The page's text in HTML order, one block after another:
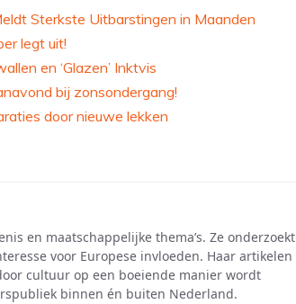
Sterkste Uitbarstingen in Maanden
legt uit!
en ‘Glazen’ Inktvis
bij zonsondergang!
door nieuwe lekken
en maatschappelijke thema’s. Ze onderzoekt
voor Europese invloeden. Haar artikelen
cultuur op een boeiende manier wordt
binnen én buiten Nederland.